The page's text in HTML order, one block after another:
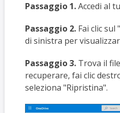
Passaggio 1.Accedi al
Passaggio 2. Fai clic
di sinistra per
Passaggio 3. Trova il
recuperare, fai clic
seleziona "Ripristina".